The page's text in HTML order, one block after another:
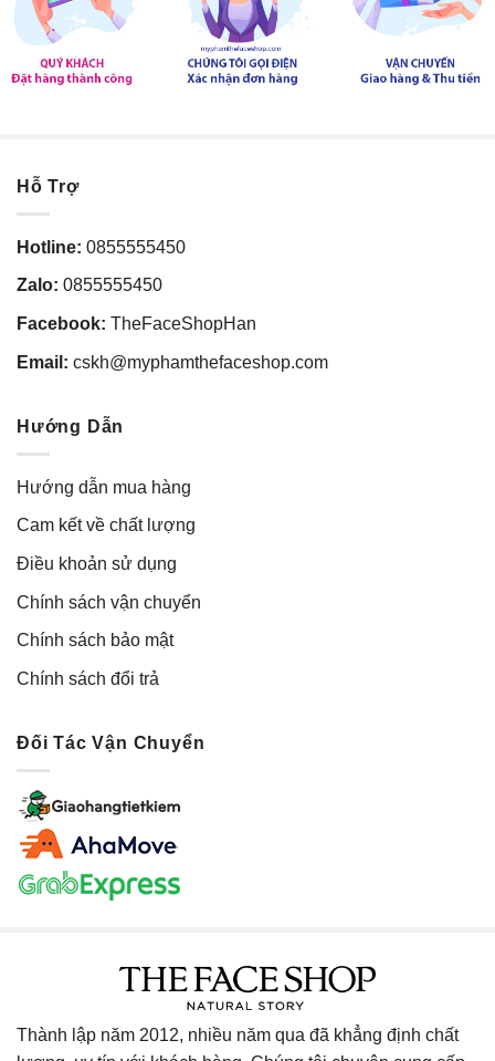
Hỗ Trợ
Hotline: 0855555450
Zalo: 0855555450
Facebook: TheFaceShopHan
Email: cskh@myphamthefaceshop.com
Hướng Dẫn
Hướng dẫn mua hàng
Cam kết về chất lượng
Điều khoản sử dụng
Chính sách vận chuyển
Chính sách bảo mật
Chính sách đổi trả
Đối Tác Vận Chuyển
Thành lập năm 2012, nhiều năm qua đã khẳng định chất